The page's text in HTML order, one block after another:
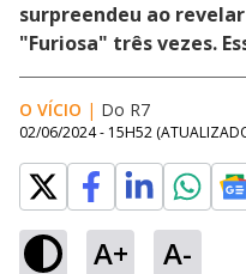
surpreendeu ao
"Furiosa" três vezes.
O VÍCIO | Do R7
02/06/2024 - 15H52
A+ A-